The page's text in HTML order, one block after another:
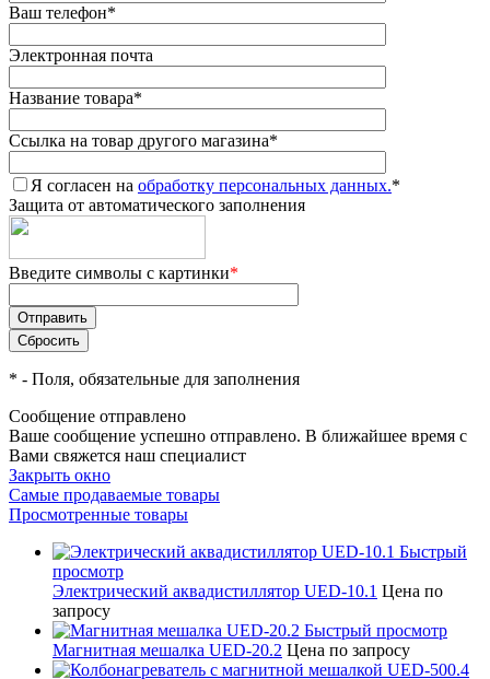
Ваш телефон*
Электронная почта
Название товара*
Ссылка на товар другого магазина*
Я согласен на обработку персональных данных.*
Защита от автоматического заполнения
Введите символы с картинки*
* - Поля, обязательные для заполнения
Сообщение отправлено
Ваше сообщение успешно отправлено. В ближайшее время с
Вами свяжется наш специалист
Закрыть окно
Самые продаваемые товары
Просмотренные товары
Быстрый
просмотр
Электрический аквадистиллятор UED-10.1 Цена по
запросу
Быстрый просмотр
Магнитная мешалка UED-20.2 Цена по запросу